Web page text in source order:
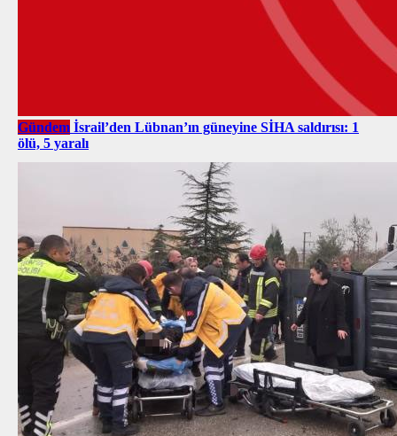
Gündem İsrail’den Lübnan’ın güneyine SİHA saldırısı: 1
ölü, 5 yaralı